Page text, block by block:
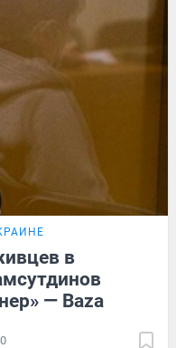
в
— Baza